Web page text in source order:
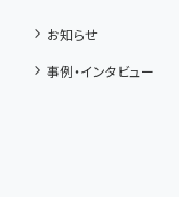
お知らせ
事例・インタビュー